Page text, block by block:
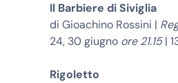
Il Barbiere di Siviglia
di Gioachino Rossini |
24, 30 giugno ore 21.15|
Rigoletto